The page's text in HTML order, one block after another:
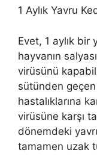
1 Aylık Yavru
Evet, 1 aylık
hayvanın
virüsünü
sütünden
hastalıklarına
virüsüne karşı
dönemdeki
tamamen uzak